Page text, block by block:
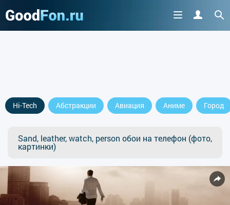
Hi-Tech Абстракции Авиация Аниме Город
Sand, leather, watch, person обои на телефон (фото,
картинки)